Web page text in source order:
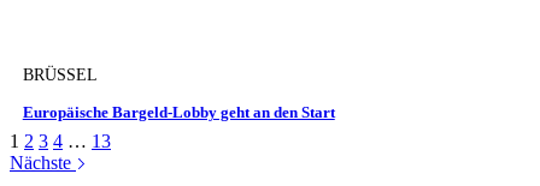
BRÜSSEL
Europäische Bargeld-Lobby geht an den Start
1 2 3 4 … 13
Nächste